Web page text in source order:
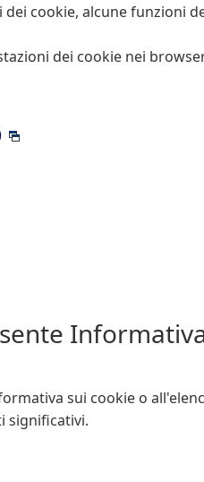
cookie, alcune funzioni
dei cookie nei
sui cookie o
significativi.